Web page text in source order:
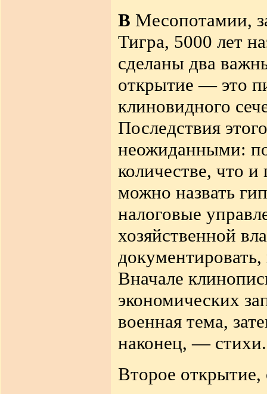
В Месопотамии,
Тигра, 5000 лет
сделаны два
открытие — это
клиновидного
Последствия
неожиданными:
количестве, что
можно назвать
налоговые
хозяйственной
Вначале
экономических
военная тема,
наконец, — стихи.
Второе